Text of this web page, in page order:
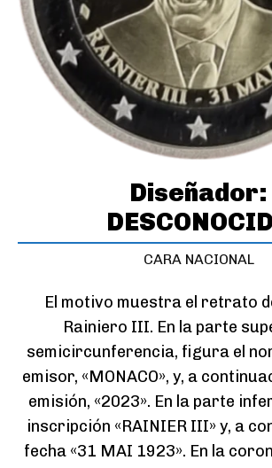
Diseñador:
CARA NACIONAL
El motivo muestra el retrato
Rainiero III. En la parte
semicircunferencia, figura el
emisor, «MONACO», y, a
emisión, «2023». En la parte
inscripción «RAINIER III» y, a
fecha «31 MAI 1923». En la